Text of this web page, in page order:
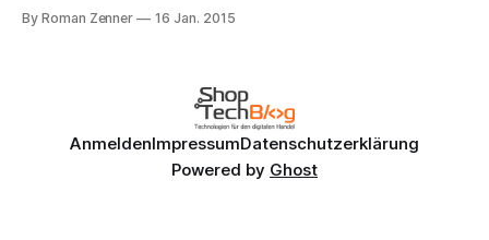
unvergleichliche Frau Bremen hat wieder einen schönen
By Roman Zenner 16 Jan. 2015
AnmeldenImpressumDatenschutzerklärung
Powered by Ghost